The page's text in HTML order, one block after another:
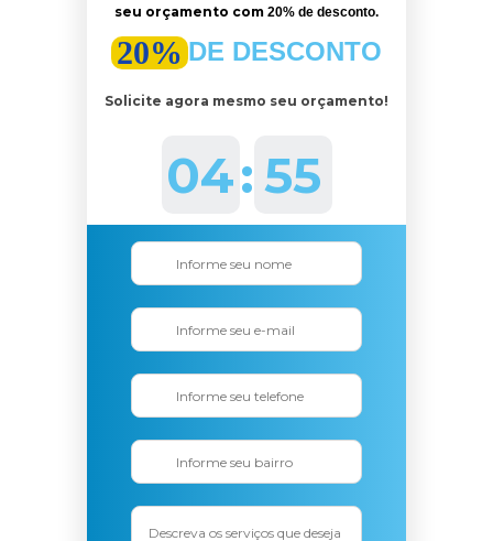
seu orçamento com 20% de desconto.
20% DE DESCONTO
Solicite agora mesmo seu orçamento!
04: 53